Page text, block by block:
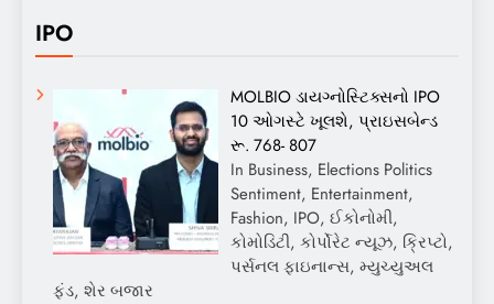
IPO
MOLBIO ડાયગ્નોસ્ટિક્સનો IPO
10 ઓગસ્ટે ખૂલશે, પ્રાઇસબેન્ડ
રૂ. 768- 807
In Business, Elections Politics
Sentiment, Entertainment,
Fashion, IPO, ઈકોનોમી,
કોમોડિટી, કોર્પોરેટ ન્યૂઝ, ક્રિપ્ટો,
પર્સનલ ફાઇનાન્સ, મ્યુચ્યુઅલ
ફંડ, શેર બજાર